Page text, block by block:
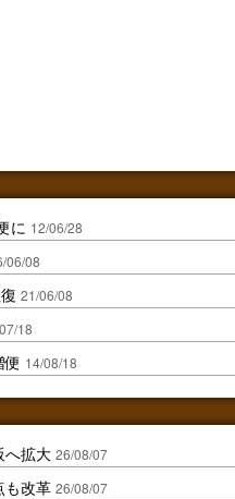
に 12/06/28
06/08
21/06/08
18
14/08/18
へ拡大 26/08/07
も改革 26/08/07